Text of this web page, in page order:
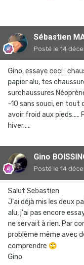
Sébastien
Posté le 14
Gino, essaye ceci :
papier alu, tes
surchaussures
-10 sans souci, en
avoir froid aux pieds.....
hiver.....
Gino
Posté le 14
Salut Sebastien
J'ai déjà mis les deux
alu, j'ai pas encore
ne servait à rien. Par
problème même avec
comprendre 🙄
Gino